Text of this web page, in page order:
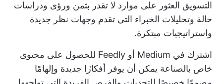
التسويق العثور على موارد لا تقدر بثمن ورؤى ودراسات
حالة وتحليلات الخبراء التي تقدم وجهات نظر جديدة
واستراتيجيات مبتكرة.
اشترك في Medium أو Feedly للحصول على محتوى
خاص بالصناعة يمكن أن يوفر أفكارًا جديدة وإلهامًا